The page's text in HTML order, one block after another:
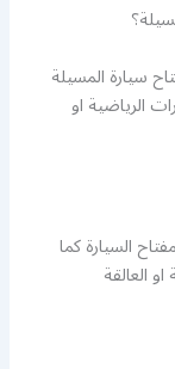
سيارة المسيلة
الرياضية او
السيارة كما
العالقة